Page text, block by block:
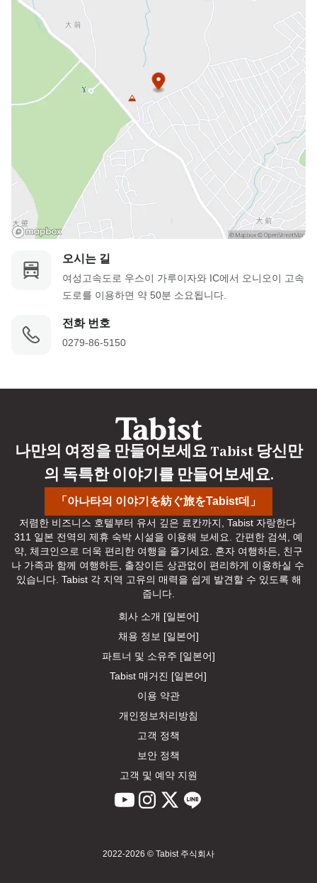
오시는 길
여성고속도로 우스이 가루이자와 IC에서 오니오이 고속
도로를 이용하면 약 50분 소요됩니다.
전화 번호
0279-86-5150
「아나타의 이야기を紡ぐ旅をTabist데」
나만의 여정을 만들어보세요 Tabist 당신만
의 독특한 이야기를 만들어보세요.
저렴한 비즈니스 호텔부터 유서 깊은 료칸까지, Tabist 자랑한다
311 일본 전역의 제휴 숙박 시설을 이용해 보세요. 간편한 검색, 예
약, 체크인으로 더욱 편리한 여행을 즐기세요. 혼자 여행하든, 친구
나 가족과 함께 여행하든, 출장이든 상관없이 편리하게 이용하실 수
있습니다. Tabist 각 지역 고유의 매력을 쉽게 발견할 수 있도록 해
줍니다.
회사 소개 [일본어]
채용 정보 [일본어]
파트너 및 소유주 [일본어]
Tabist 매거진 [일본어]
이용 약관
개인정보처리방침
고객 정책
보안 정책
고객 및 예약 지원
2022-2026 © Tabist 주식회사